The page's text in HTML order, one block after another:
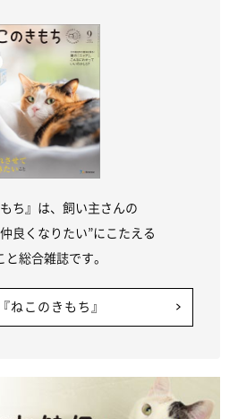
もち』は、飼い主さんの
良くなりたい”にこたえる
と総合雑誌です。
ねこのきもち』